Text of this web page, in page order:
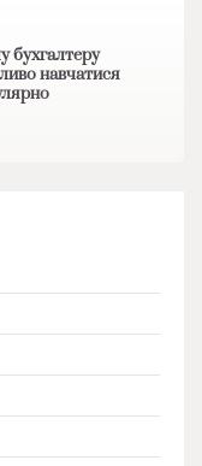
бухгалтеру
навчатися